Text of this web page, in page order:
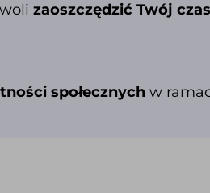
zaoszczędzić Twój czas
społecznychw